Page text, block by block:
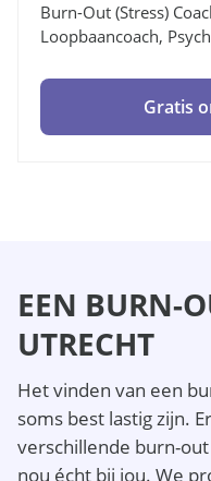
Burn-Out (stress)
Loopbaancoach,
Gratis
EEN BURN-
UTRECHT
Het vinden van een
soms best lastig zijn.
verschillende burn-
nou écht bij jou. We